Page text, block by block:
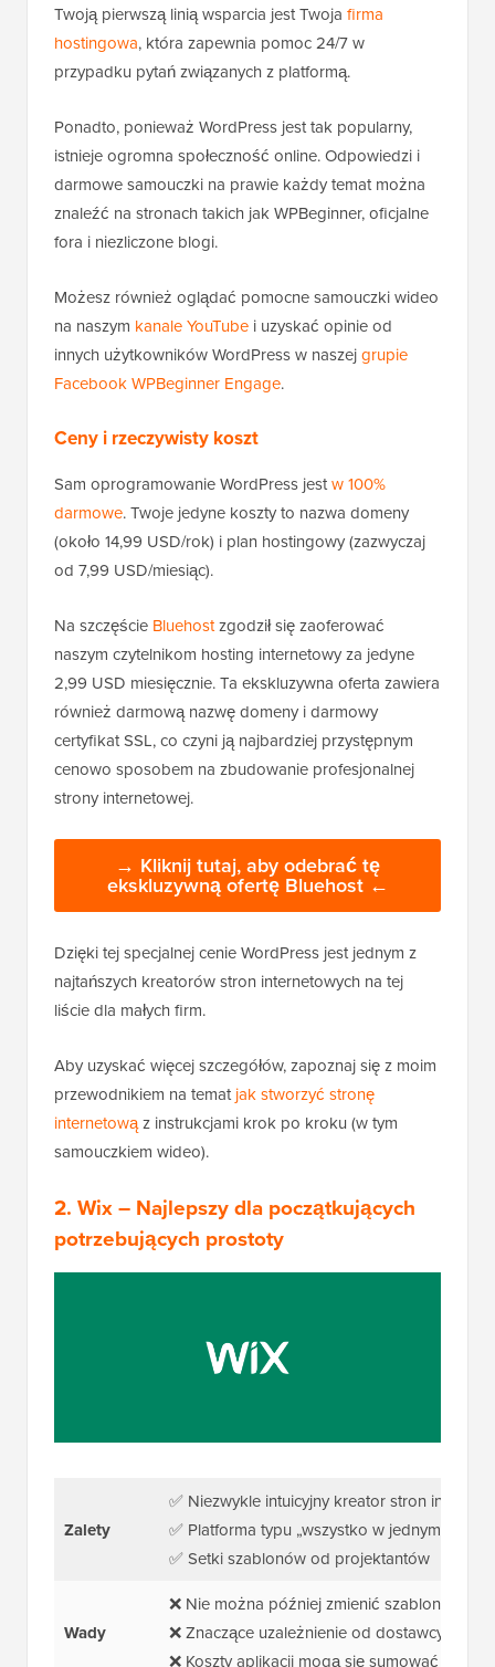
Twoją pierwszą linią wsparcia jest Twoja firma
hostingowa, która zapewnia pomoc 24/7 w
przypadku pytań związanych z platformą.
Ponadto, ponieważ WordPress jest tak popularny,
istnieje ogromna społeczność online. Odpowiedzi i
darmowe samouczki na prawie każdy temat można
znaleźć na stronach takich jak WPBeginner, oficjalne
fora i niezliczone blogi.
Możesz również oglądać pomocne samouczki wideo
na naszym kanale YouTube i uzyskać opinie od
innych użytkowników WordPress w naszejgrupie
Facebook WPBeginner Engage.
Ceny i rzeczywisty koszt
Sam oprogramowanie WordPress jestw 100%
darmowe. Twoje jedyne koszty to nazwa domeny
(około 14,99 USD/rok) i plan hostingowy (zazwyczaj
od 7,99 USD/miesiąc).
Na szczęście Bluehostzgodził się zaoferować
naszym czytelnikom hosting internetowy za jedyne
2,99 USD miesięcznie. Ta ekskluzywna oferta zawiera
również darmową nazwę domeny i darmowy
certyfikat SSL, co czyni ją najbardziej przystępnym
cenowo sposobem na zbudowanie profesjonalnej
strony internetowej.
→ Kliknij tutaj, aby odebrać tę
ekskluzywną ofertę Bluehost ←
Dzięki tej specjalnej cenie WordPress jest jednym z
najtańszych kreatorów stron internetowych na tej
liście dla małych firm.
Aby uzyskać więcej szczegółów, zapoznaj się z moim
przewodnikiem na tematjak stworzyć stronę
internetowąz instrukcjami krok po kroku (w tym
samouczkiem wideo).
2. Wix– Najlepszy dla początkujących
potrzebujących prostoty
Zalety
✅ Niezwykle intuicyjny kreator stron
✅ Platforma typu „wszystko w jednym” (nie
✅ Setki szablonów od projektantów
Wady
❌ Nie można później zmienić szablonu
❌ Znaczące uzależnienie od dostawcy
❌ Koszty aplikacji mogą się sumować